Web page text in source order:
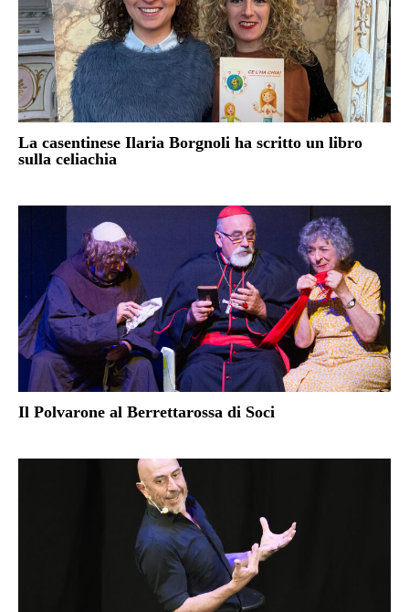
La casentinese Ilaria Borgnoli ha scritto un libro
sulla celiachia
Il Polvarone al Berrettarossa di Soci